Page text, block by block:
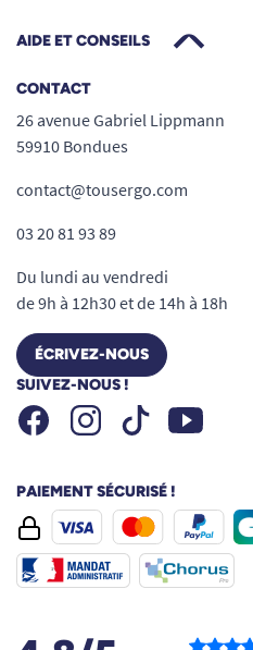
AIDE ET CONSEILS
CONTACT
26 avenue Gabriel Lippmann
59910 Bondues
contact@tousergo.com
03 20 81 93 89
Du lundi au vendredi
de 9h à 12h30 et de 14h à 18h
ÉCRIVEZ-NOUS
SUIVEZ-NOUS !
FacebookInstagramTiktok Youtube
PAIEMENT SÉCURISÉ !